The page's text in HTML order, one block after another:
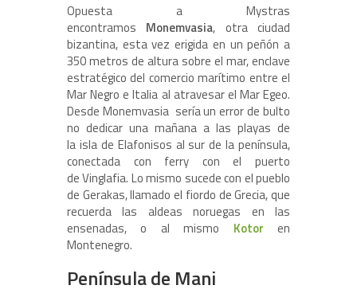
Opuesta a Mystras
encontramos Monemvasia, otra ciudad
bizantina, esta vez erigida en un peñón a
350 metros de altura sobre el mar, enclave
estratégico del comercio marítimo entre el
Mar Negro e Italia al atravesar el Mar Egeo.
Desde Monemvasia sería un error de bulto
no dedicar una mañana a las playas de
la isla de Elafonisos al sur de la península,
conectada con ferry con el puerto
de Vinglafia. Lo mismo sucede con el pueblo
de Gerakas, llamado el fiordo de Grecia, que
recuerda las aldeas noruegas en las
ensenadas, o al mismo Kotor
en
Montenegro.
Península de Mani